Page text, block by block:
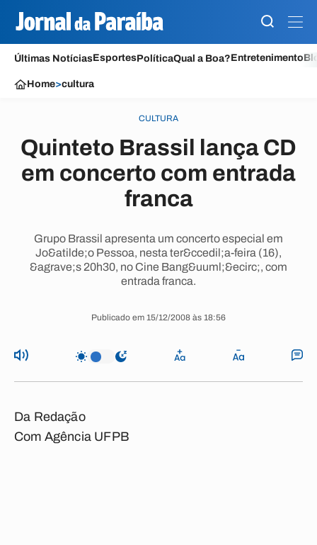
Últimas NotíciasEsportesPolíticaQual a Boa?Entretenimento
Home>cultura
CULTURA
Quinteto Brassil lança CD
em concerto com entrada
franca
Grupo Brassil apresenta um concerto especial em
Jo&atilde;o Pessoa, nesta ter&ccedil;a-feira (16),
&agrave;s 20h30, no Cine Bang&uuml;&ecirc;, com
entrada franca.
Publicado em 15/12/2008 às 18:56
Da Redação
Com Agência UFPB